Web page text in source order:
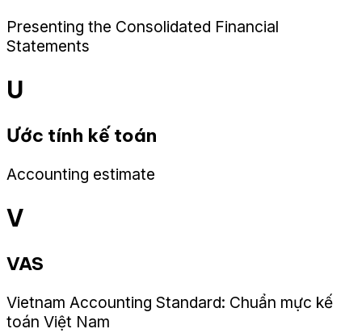
Presenting the Consolidated Financial
Statements
U
Ước tính kế toán
Accounting estimate
V
VAS
Vietnam Accounting Standard: Chuẩn mực kế
toán Việt Nam